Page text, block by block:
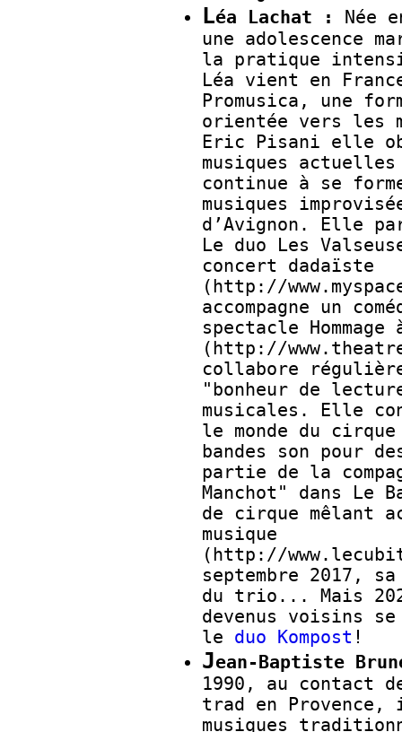
Léa Lachat :
Née
une adolescence
la pratique
Léa vient en
Promusica, une
orientée vers les
Eric Pisani elle
musiques
continue à se
musiques
d’Avignon. Elle
Le duo Les
concert dadaïste
(http://
accompagne un
spectacle
(http://
collabore
"bonheur de
musicales. Elle
le monde du
bandes son pour
partie de la
Manchot" dans Le
de cirque mêlant
musique
(http://
septembre 2017,
du trio... Mais
devenus voisins
le duo Kompost !
Jean-Baptiste
1990, au contact
trad en
musiques